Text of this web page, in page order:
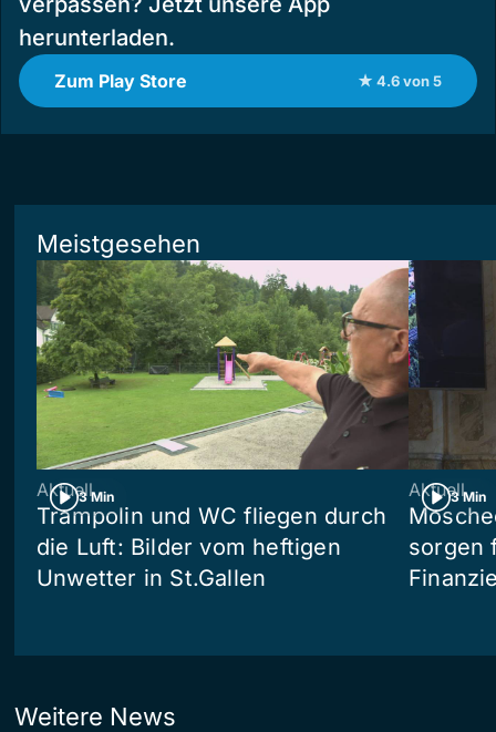
herunterladen.
Zum Play Store ★ 4.6 von 5
Meistgesehen
3 Min
Aktuell
Trampolin und WC fliegen durch
die Luft: Bilder vom heftigen
Unwetter in St.Gallen
3 Min
Aktuell
sorgen
Weitere News